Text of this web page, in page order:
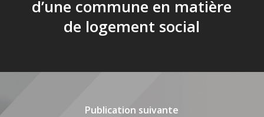
d’une commune en matière
de logement social
Publication suivante